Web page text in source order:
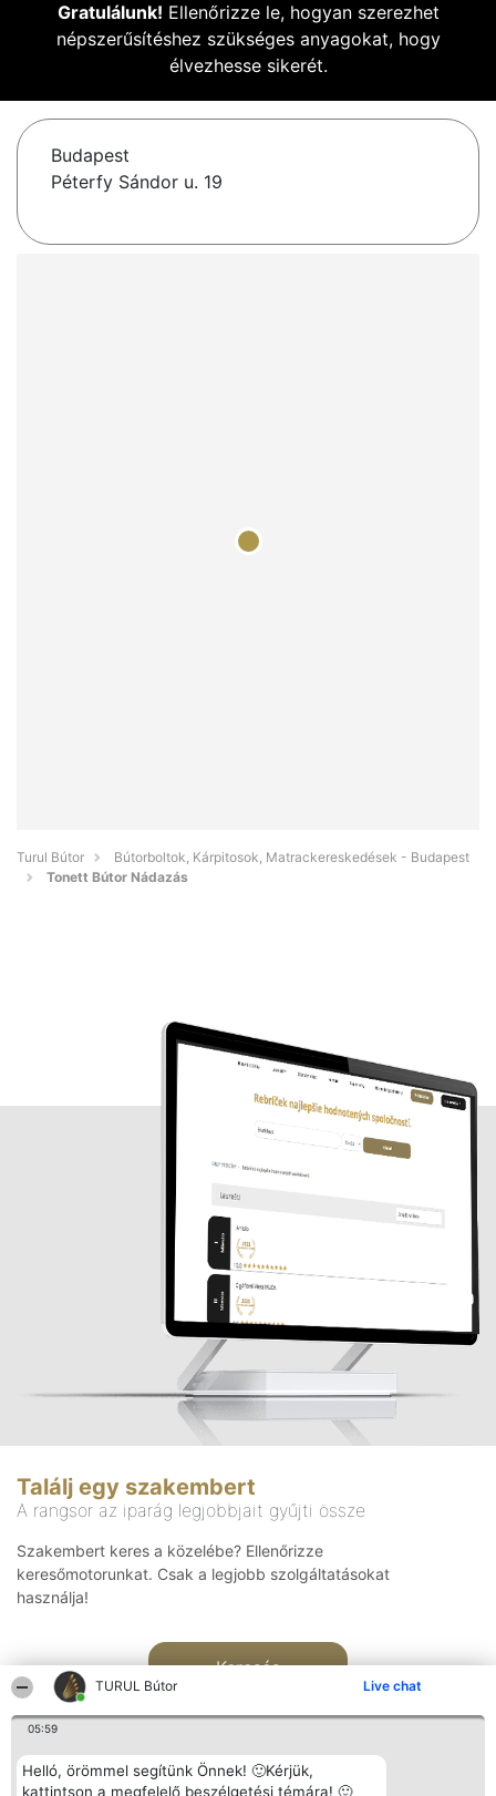
TURUL Bútor Live chat
05:59
Helló, örömmel segítünk Önnek! 🙂Kérjük,
kattintson a megfelelő beszélgetési témára! 🙂
Gratulálunk! Ellenőrizze le, hogyan szerezhet
népszerűsítéshez szükséges anyagokat, hogy
élvezhesse sikerét.
Budapest
Péterfy Sándor u. 19
Turul Bútor
Bútorboltok, Kárpitosok, Matrackereskedések - Budapest
Tonett Bútor Nádazás
Találj egy szakembert
A rangsor az iparág legjobbjait gyűjti össze
Szakembert keres a közelébe? Ellenőrizze
keresőmotorunkat. Csak a legjobb szolgáltatásokat
használja!
Keresés